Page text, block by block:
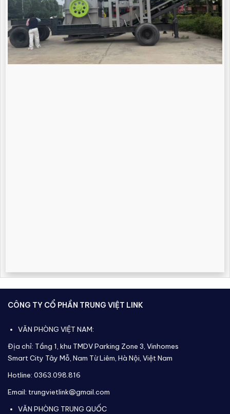
CÔNG TY CỔ PHẦN TRUNG VIỆT LINK
VĂN PHÒNG VIỆT NAM:
Địa chỉ: Tầng 1, khu TMDV Parking Zone 3, Vinhomes
Smart City Tây Mỗ, Nam Từ Liêm, Hà Nội, Việt Nam
Hotline: 0363.098.816
Email: trungvietlink@gmail.com
VĂN PHÒNG TRUNG QUỐC